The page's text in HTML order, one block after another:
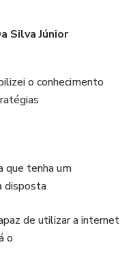
Silva Júnior
o conhecimento
que tenha um
disposta
de utilizar a internet
o